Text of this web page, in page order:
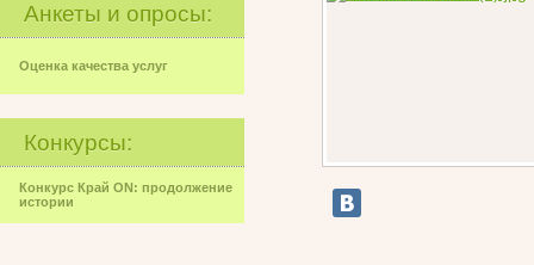
Анкеты и опросы:
Оценка качества услуг
Конкурсы:
Конкурс Край ON: продолжение
истории